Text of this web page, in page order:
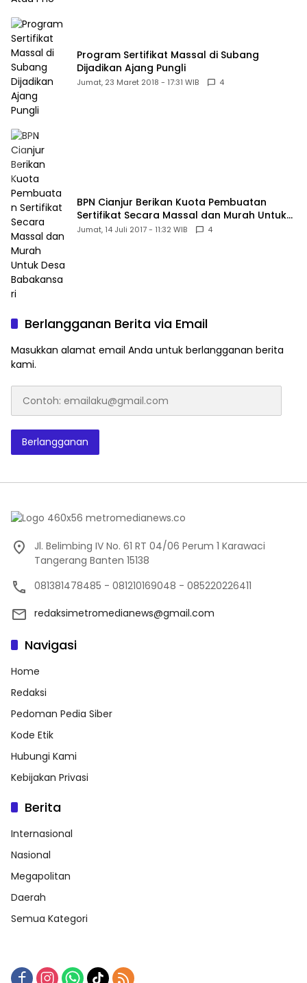
Program Sertifikat Massal di Subang
Dijadikan Ajang Pungli
Jumat, 23 Maret 2018 - 17:31 WIB 4
BPN Cianjur Berikan Kuota Pembuatan
Sertifikat Secara Massal dan Murah Untuk
Desa Babakansari
Jumat, 14 Juli 2017 - 11:32 WIB 4
Berlangganan Berita via Email
Masukkan alamat email Anda untuk berlangganan berita
kami.
emailaku@gmail.com
Berlangganan
Jl. Belimbing IV No. 61 RT 04/06 Perum 1 Karawaci
Tangerang Banten 15138
081381478485 - 081210169048 - 085220226411
redaksimetromedianews@gmail.com
Navigasi
Home
Redaksi
Pedoman Pedia Siber
Kode Etik
Hubungi Kami
Kebijakan Privasi
Berita
Internasional
Nasional
Megapolitan
Daerah
Semua Kategori